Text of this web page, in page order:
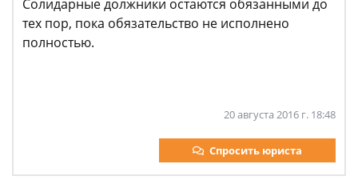
Солидарные должники остаются обязанными до
тех пор, пока обязательство не исполнено
полностью.
20 августа 2016 г. 18:48
Спросить юриста